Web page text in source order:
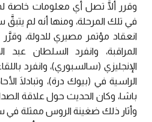
وقرر ألَّا تصل أي معلومات خاصة
في تلك المرحلة، ومنها أنه لم
انعقاد مؤتمر مصيري للدولة،
المراقبة، وانفرد السلطان عبد
الإنجليزي (سالسبوري)، وانفرد
الراسية في (بيوك درة)، وتبادلَا
باشا، وكان الحديث حول علاقة
وأثار ذلك ضغينة الروس ممثلة في